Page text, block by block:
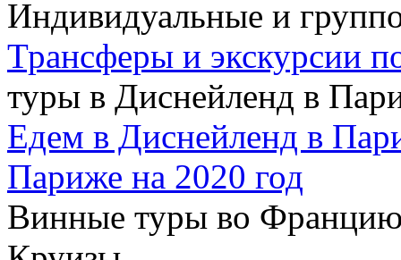
Индивидуальные и
Трансферы и экскурсии
туры в Диснейленд в
Едем в Диснейленд в
Париже на 2020 год
Винные туры во